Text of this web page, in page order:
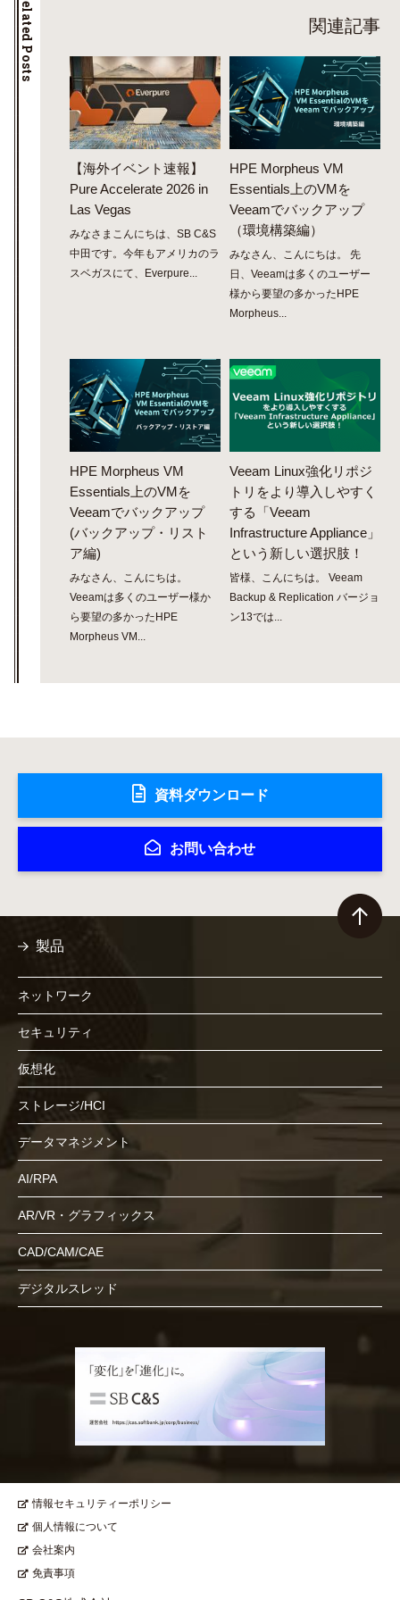
Related Posts 関連記事
【海外イベント速報】
Pure Accelerate 2026 in
Las Vegas
みなさまこんにちは、SB C&S
中田です。今年もアメリカのラ
スベガスにて、Everpure...
HPE Morpheus VM
Essentials上のVMを
Veeamでバックアップ
（環境構築編）
みなさん、こんにちは。 先
日、Veeamは多くのユーザー
様から要望の多かったHPE
Morpheus...
HPE Morpheus VM
Essentials上のVMを
Veeamでバックアップ
(バックアップ・リスト
ア編)
みなさん、こんにちは。
Veeamは多くのユーザー様か
ら要望の多かったHPE
Morpheus VM...
Veeam Linux強化リポジ
トリをより導入しやすく
する「Veeam
Infrastructure Appliance」
という新しい選択肢！
皆様、こんにちは。 Veeam
Backup & Replication バージョ
ン13では...
資料ダウンロード
お問い合わせ
製品
ネットワーク
セキュリティ
仮想化
ストレージ/HCI
データマネジメント
AI/RPA
AR/VR・グラフィックス
CAD/CAM/CAE
デジタルスレッド
情報セキュリティーポリシー
個人情報について
会社案内
免責事項